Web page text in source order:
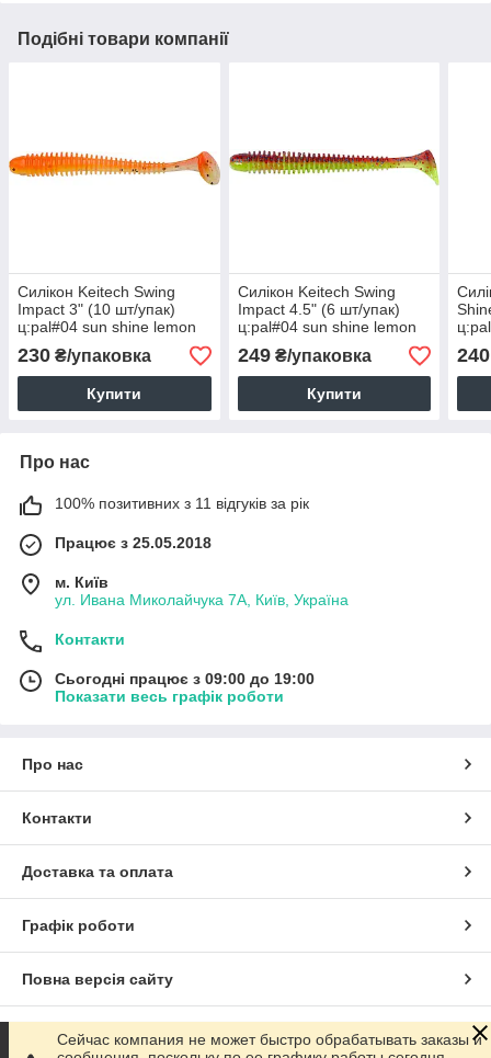
Подібні товари компанії
Силікон Keitech Swing
Impact 3" (10 шт/упак)
ц:pal#04 sun shine lemon
230 ₴/упаковка
Купити
Силікон Keitech Swing
Impact 4.5" (6 шт/упак)
ц:pal#04 sun shine lemon
249₴/упаковка
Купити
240
Про нас
100% позитивних з 11 відгуків за рік
Працює з 25.05.2018
м. Київ
ул. Ивана Миколайчука 7А, Київ, Україна
Контакти
Сьогодні працює з 09:00 до 19:00
Показати весь графік роботи
Про нас
Контакти
Доставка та оплата
Графік роботи
Повна версія сайту
Сайт створено на маркетплейсі Prom.ua
Сейчас компания не может быстро обрабатывать заказы и